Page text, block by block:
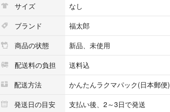
サイズ
なし
ブランド
福太郎
商品の状態
新品、未使用
配送料の負担
送料込
配送方法
かんたんラクマパック(日本郵便)
発送日の目安
支払い後、2～3日で発送